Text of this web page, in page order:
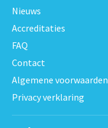
Nieuws
Accreditaties
FAQ
Contact
Algemene voorwaarden
Privacy verklaring